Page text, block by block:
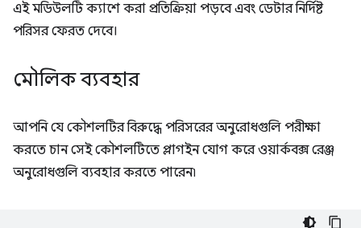
এই মডিউলটি ক্যাশে করা প্রতিক্রিয়া পড়বে এবং ডেটার নির্দিষ্ট
পরিসর ফেরত দেবে।
মৌলিক ব্যবহার
আপনি যে কৌশলটির বিরুদ্ধে পরিসরের অনুরোধগুলি পরীক্ষা
করতে চান সেই কৌশলটিতে প্লাগইন যোগ করে ওয়ার্কবক্স রেঞ্জ
অনুরোধগুলি ব্যবহার করতে পারেন৷